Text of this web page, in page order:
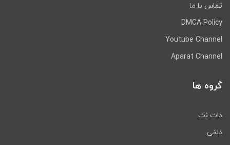
تماس با ما
DMCA Policy
Youtube Channel
Aparat Channel
گروه ها
دات نت
دلفی